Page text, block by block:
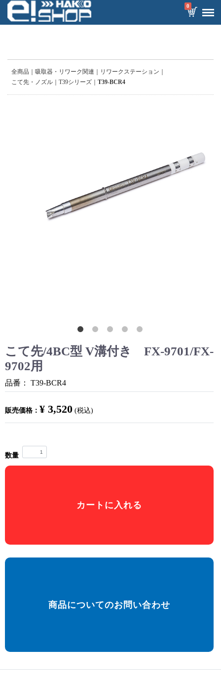
0
全商品 吸取器・リワーク関連
リワークステーション
こて先・ノズル
T39シリーズ T39-BCR4
こて先/4BC型 V溝付き FX-9701/FX-
9702用
品番： T39-BCR4
販売価格： ¥ 3,520 (税込)
数量
カートに入れる
商品についてのお問い合わせ